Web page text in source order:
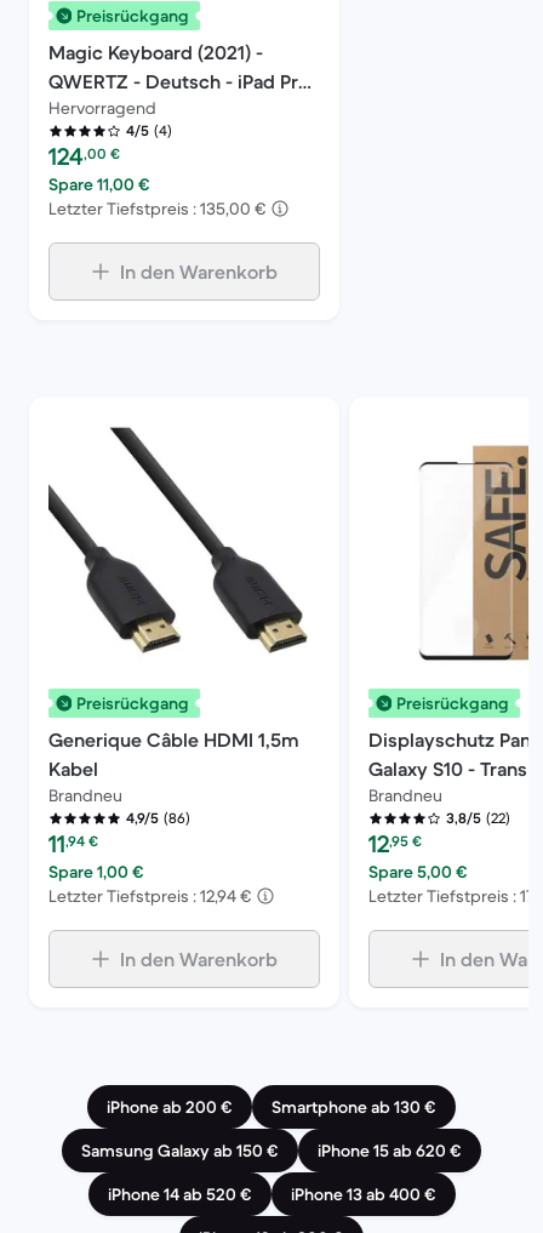
Preisrückgang
Magic Keyboard (2021) -
QWERTZ - Deutsch - iPad Pro
11" 1. Generation / iPad Pro 11"
2. Generation
Hervorragend
4/5 (4)
Preis des erneuerten Produkts:
124,00 €
Spare 11,00 €
Letzter Tiefstpreis : 135,00 €
In den Warenkorb
Preisrückgang
Generique Câble HDMI 1,5m
Kabel
Brandneu
4,9/5 (86)
Preis des erneuerten Produkts:
11,94 €
Spare 1,00 €
Letzter Tiefstpreis : 12,94 €
In den Warenkorb
Preisrückgang
Displayschutz
Galaxy S10 -
Brandneu
3,8/5 (22)
Preis des erneuerten
12,95 €
Spare 5,00 €
Letzter Tiefstpreis :
In den
iPhone ab 200 €
Smartphone ab 130 €
Samsung Galaxy ab 150 €
iPhone 15 ab 620 €
iPhone 14 ab 520 €
iPhone 13 ab 400 €